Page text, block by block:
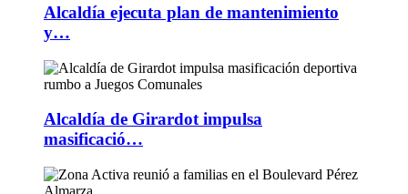
Alcaldía ejecuta plan de mantenimiento
y…
Alcaldía de Girardot impulsa
masificació…